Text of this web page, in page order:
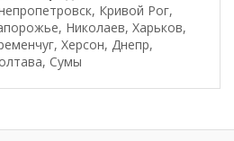
Кривой Рог,
Николаев, Харьков,
Херсон, Днепр,
Сумы